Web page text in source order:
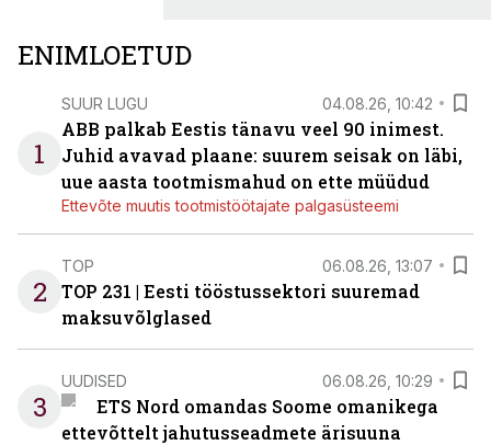
ENIMLOETUD
1
SUUR LUGU 04.08.26, 10:42
ABB palkab Eestis tänavu veel 90 inimest.
Juhid avavad plaane: suurem seisak on läbi,
uue aasta tootmismahud on ette müüdud
Ettevõte muutis tootmistöötajate palgasüsteemi
2
TOP 06.08.26, 13:07
TOP 231 | Eesti tööstussektori suuremad
maksuvõlglased
3
UUDISED 06.08.26, 10:29
ETS Nord omandas Soome omanikega
ettevõttelt jahutusseadmete ärisuuna